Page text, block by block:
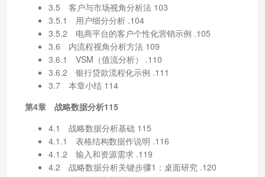
3.5 客户与市场视角分析法 103
3.5.1 用户细分分析 .104
3.5.2 电商平台的客户个性化营销示例 .105
3.6 内流程视角分析方法 109
3.6.1 VSM（值流分析） .110
3.6.2 银行贷款流程化示例 .111
3.7 本章小结 114
第4章 战略数据分析115
4.1 战略数据分析基础 115
4.1.1 表格结构数据作说明 .116
4.1.2 输入和资源需求 .119
4.2 战略数据分析关键步骤1：桌面研究 .120